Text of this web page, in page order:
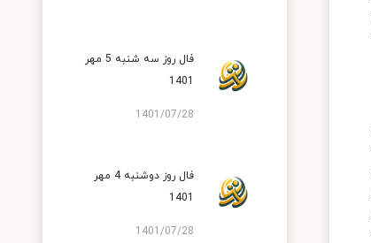
فال روز سه شنبه 5 مهر
1401
1401/07/28
فال روز دوشنبه 4 مهر
1401
1401/07/28